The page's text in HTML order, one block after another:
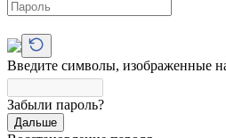
Введите символы, изображенные
Забыли пароль?
Дальше